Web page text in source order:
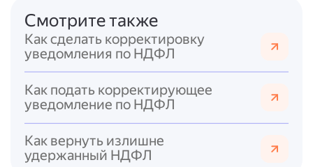
Важно соблюдать сроки подачи
уведомлений (согласно п. 9 ст. 58 НК РФ):
* за период с 1-го по 22-е число текущего
месяца — до 25-го числа этого же месяца;
* за период с 23-го числа по последнее
число месяца — до 3-го числа следующего
месяца;
* за период с 23 по 31 декабря — последний
рабочий день декабря.
Смотрите также
Как сделать корректировку
уведомления по НДФЛ
Как подать корректирующее
уведомление по НДФЛ
Как вернуть излишне
удержанный НДФЛ